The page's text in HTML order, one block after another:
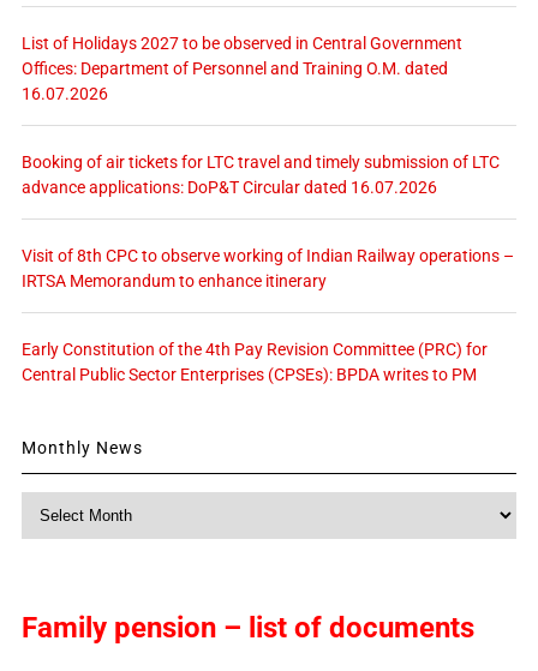
List of Holidays 2027 to be observed in Central Government
Offices: Department of Personnel and Training O.M. dated
16.07.2026
Booking of air tickets for LTC travel and timely submission of LTC
advance applications: DoP&T Circular dated 16.07.2026
Visit of 8th CPC to observe working of Indian Railway operations –
IRTSA Memorandum to enhance itinerary
Early Constitution of the 4th Pay Revision Committee (PRC) for
Central Public Sector Enterprises (CPSEs): BPDA writes to PM
Monthly News
Monthly
Family pension – list of documents